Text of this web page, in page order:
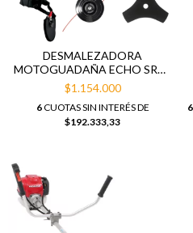
DESMALEZADORA
MOTOGUADAÑA ECHO SRM-
4605 45,7CC C/CUCHILLA Y
CARRETEL
$1.154.000
6CUOTAS SIN INTERÉS DE
$192.333,33
6